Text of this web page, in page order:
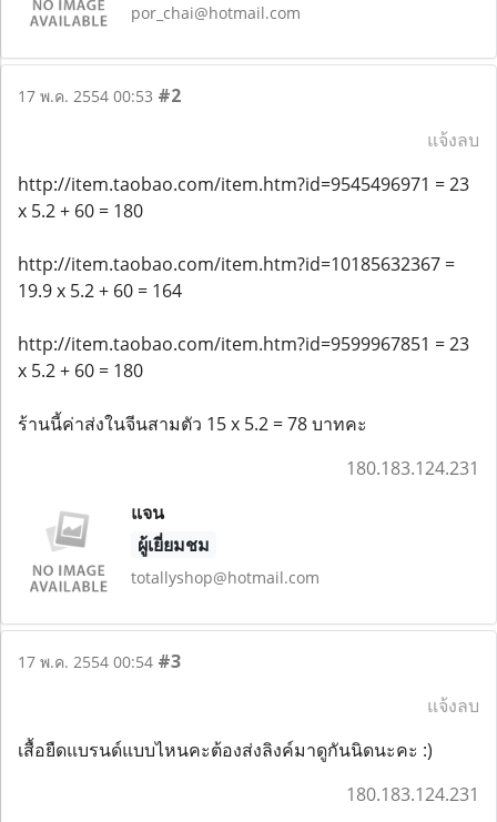
por_chai@hotmail.com
17 พ.ค. 2554 00:53 #2
แจ้งลบ
http://item.taobao.com/item.htm?id=9545496971 = 23
x 5.2 + 60 = 180
http://item.taobao.com/item.htm?id=10185632367 =
19.9 x 5.2 + 60 = 164
http://item.taobao.com/item.htm?id=9599967851 = 23
x 5.2 + 60 = 180
ร้านนี้ค่าส่งในจีนสามตัว 15 x 5.2 = 78 บาทคะ
180.183.124.231
แจน
ผู้เยี่ยมชม
totallyshop@hotmail.com
17 พ.ค. 2554 00:54 #3
แจ้งลบ
เสื้อยืดแบรนด์แบบไหนคะต้องส่งลิงค์มาดูกันนิดนะคะ :)
180.183.124.231